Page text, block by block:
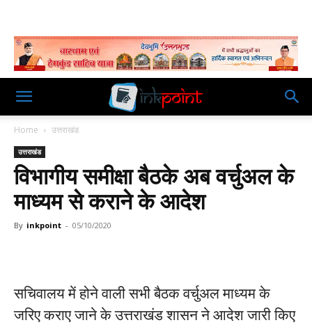
Home उत्तराखंड
उत्तराखंड
विभागीय समीक्षा बैठके अब वर्चुअल के
माध्यम से कराने के आदेश
By inkpoint - 05/10/2020
सचिवालय में होने वाली सभी बैठक वर्चुअल माध्यम के
जरिए कराए जाने के उत्तराखंड शासन ने आदेश जारी किए